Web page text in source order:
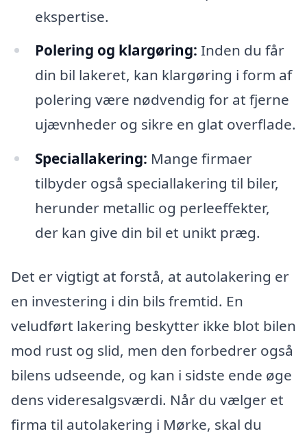
ekspertise.
Polering og klargøring: Inden du får
din bil lakeret, kan klargøring i form af
polering være nødvendig for at fjerne
ujævnheder og sikre en glat overflade.
Speciallakering: Mange firmaer
tilbyder også speciallakering til biler,
herunder metallic og perleeffekter,
der kan give din bil et unikt præg.
Det er vigtigt at forstå, at autolakering er
en investering i din bils fremtid. En
veludført lakering beskytter ikke blot bilen
mod rust og slid, men den forbedrer også
bilens udseende, og kan i sidste ende øge
dens videresalgsværdi. Når du vælger et
firma til autolakering i Mørke, skal du